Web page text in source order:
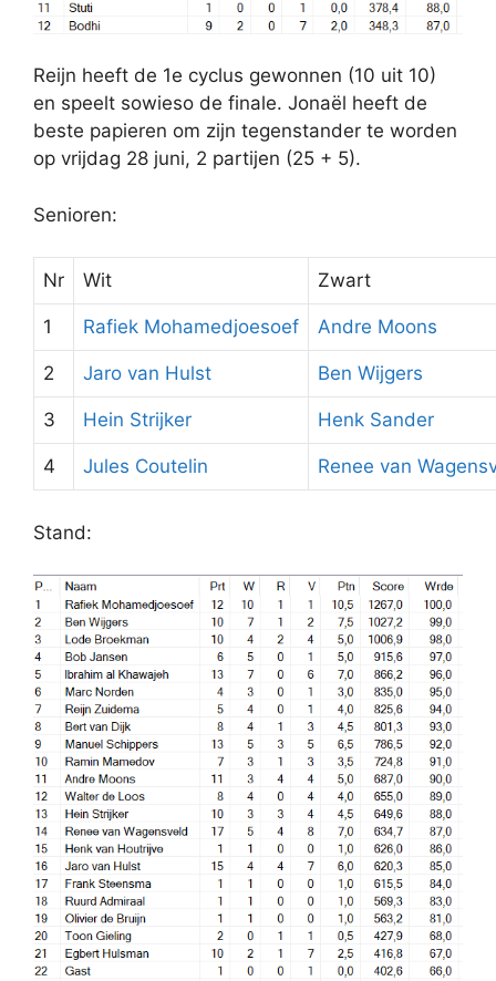
Reijn heeft de 1e cyclus gewonnen (10 uit 10)
en speelt sowieso de finale. Jonaël heeft de
beste papieren om zijn tegenstander te worden
op vrijdag 28 juni, 2 partijen (25 + 5).
Senioren:
Nr Wit Zwart
1 Rafiek Mohamedjoesoef Andre Moons
2 Jaro van Hulst Ben Wijgers
3 Hein Strijker Henk Sander
4 Jules Coutelin Renee van
Stand: